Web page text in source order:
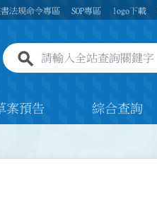
法規命令專區 SOP專區 logo下載
全站查詢關鍵字欄位
案預告 綜合查詢